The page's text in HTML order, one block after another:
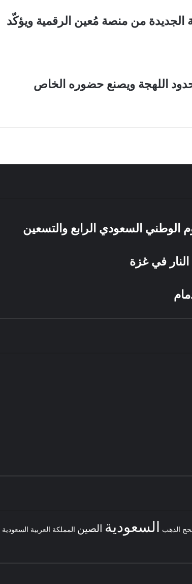
من منصة مُعين الرقمية ويؤكّد
اللهجة ويصنع حضوره الخاص
الوطني السعودي الرابع والتسعين
في غزة
الذهب السعودية الصين المملكة العربية السعودية